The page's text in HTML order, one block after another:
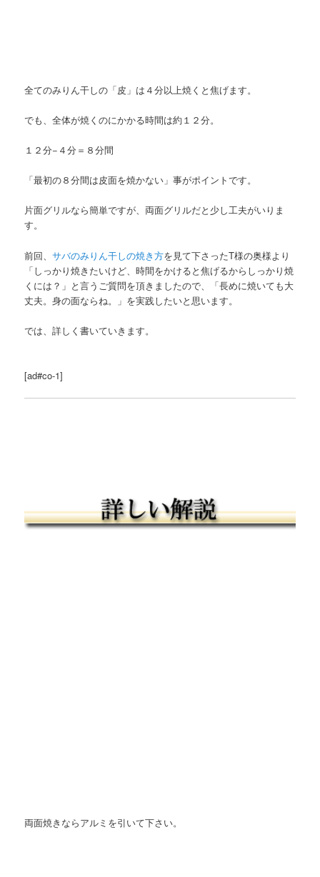
全てのみりん干しの「皮」は４分以上焼くと焦げます。
でも、全体が焼くのにかかる時間は約１２分。
１２分−４分＝８分間
「最初の８分間は皮面を焼かない」事がポイントです。
片面グリルなら簡単ですが、両面グリルだと少し工夫がいりま
す。
前回、サバのみりん干しの焼き方を見て下さったT様の奥様より
「しっかり焼きたいけど、時間をかけると焦げるからしっかり焼
くには？」と言うご質問を頂きましたので、「長めに焼いても大
丈夫。身の面ならね。」を実践したいと思います。
では、詳しく書いていきます。
[ad#co-1]
両面焼きならアルミを引いて下さい。